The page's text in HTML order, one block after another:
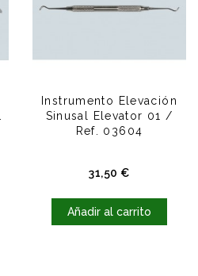
Instrumento Elevación
Sinusal Elevator 01 /
Ref. 03604
31,50 €Precio
Añadir al carrito